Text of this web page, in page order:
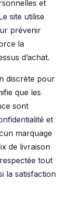
et
site utilise
prévenir
la
d’achat.
discrète pour
que les
sont
et
marquage
de livraison
tout
la satisfaction